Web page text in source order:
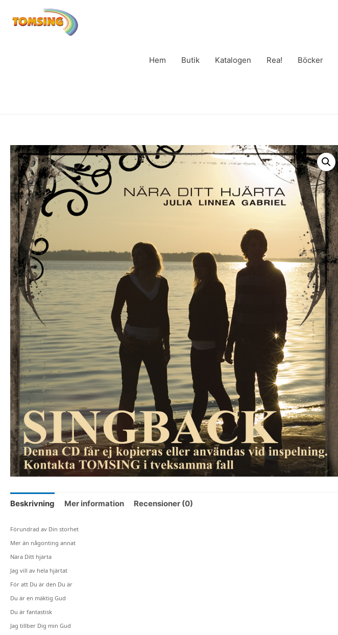
Hem Butik Katalogen Rea! Böcker
Beskrivning Mer information Recensioner (0)
Förundrad av Din storhet
Mer än någonting annat
Nära Ditt hjärta
Jag vill av hela hjärtat
För att Du är den Du är
Du är en mäktig Gud
Du är fantastisk
Jag tillber Dig min Gud